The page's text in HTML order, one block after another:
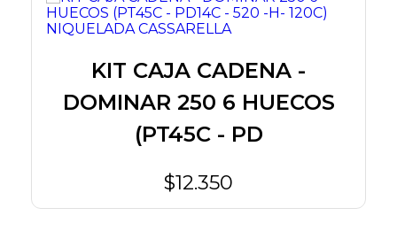
KIT CAJA CADENA -
DOMINAR 250 6 HUECOS
(PT45C - PD
$12.350